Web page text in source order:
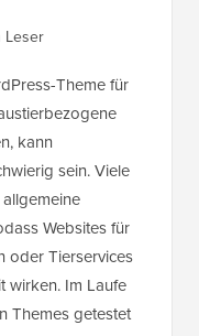
Leser
Theme für
kann
sein. Viele
Websites für
oder Tierservices
wirken. Im Laufe
Themes getestet